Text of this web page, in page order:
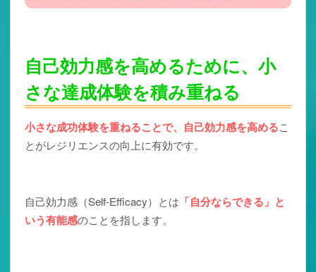
自己効力感を高めるために、小
さな達成体験を積み重ねる
小さな成功体験を重ねることで、自己効力感を高めるこ
とがレジリエンスの向上に有効です。
自己効力感（Self-Efficacy）とは 「自分ならできる」と
いう有能感のことを指します。